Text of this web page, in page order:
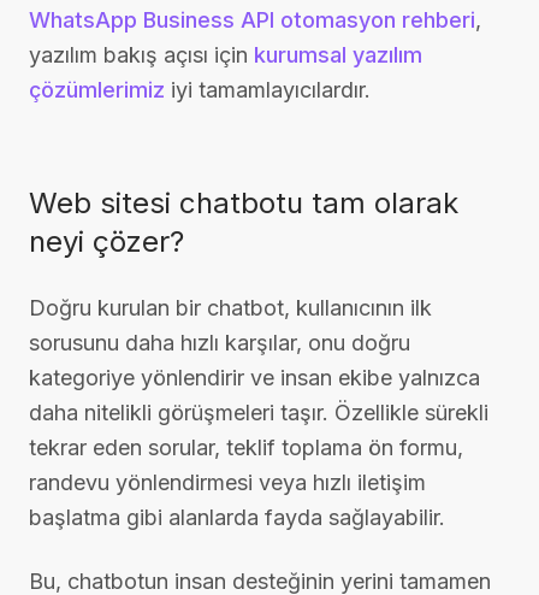
WhatsApp Business API otomasyon rehberi,
yazılım bakış açısı için kurumsal yazılım
çözümlerimiz iyi tamamlayıcılardır.
Web sitesi chatbotu tam olarak
neyi çözer?
Doğru kurulan bir chatbot, kullanıcının ilk
sorusunu daha hızlı karşılar, onu doğru
kategoriye yönlendirir ve insan ekibe yalnızca
daha nitelikli görüşmeleri taşır. Özellikle sürekli
tekrar eden sorular, teklif toplama ön formu,
randevu yönlendirmesi veya hızlı iletişim
başlatma gibi alanlarda fayda sağlayabilir.
Bu, chatbotun insan desteğinin yerini tamamen